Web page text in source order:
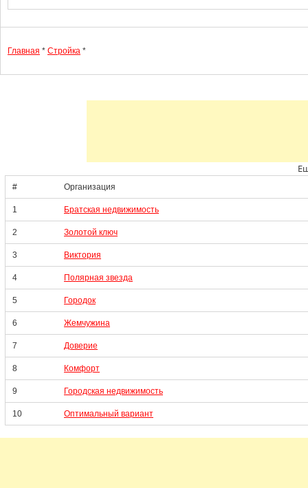
Главная * Стройка *
# Организация
1 Братская недвижимость
2 Золотой ключ
3 Виктория
4 Полярная звезда
5 Городок
6 Жемчужина
7 Доверие
8 Комфорт
9 Городская недвижимость
10 Оптимальный вариант